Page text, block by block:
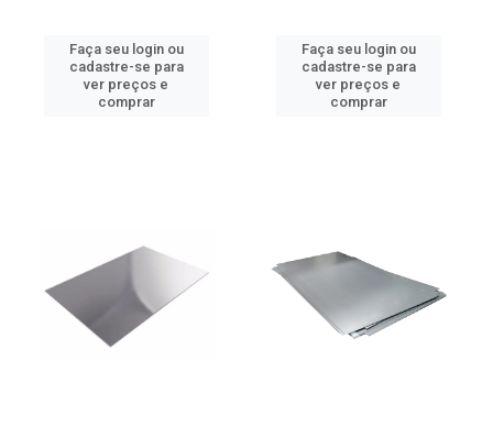
Faça seu login ou
cadastre-se para
ver preços e
comprar
Faça seu login ou
cadastre-se para
ver preços e
comprar